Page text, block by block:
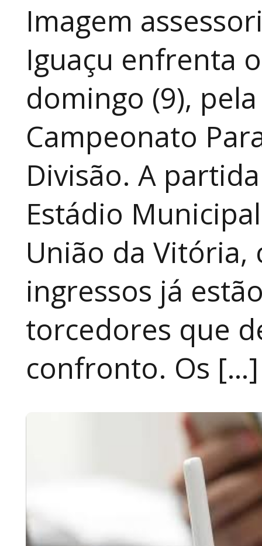
Imagem
Iguaçu enfrenta
domingo (9),
Campeonato
Divisão. A
Estádio
União da Vitória,
ingressos já
torcedores que
confronto. Os […]